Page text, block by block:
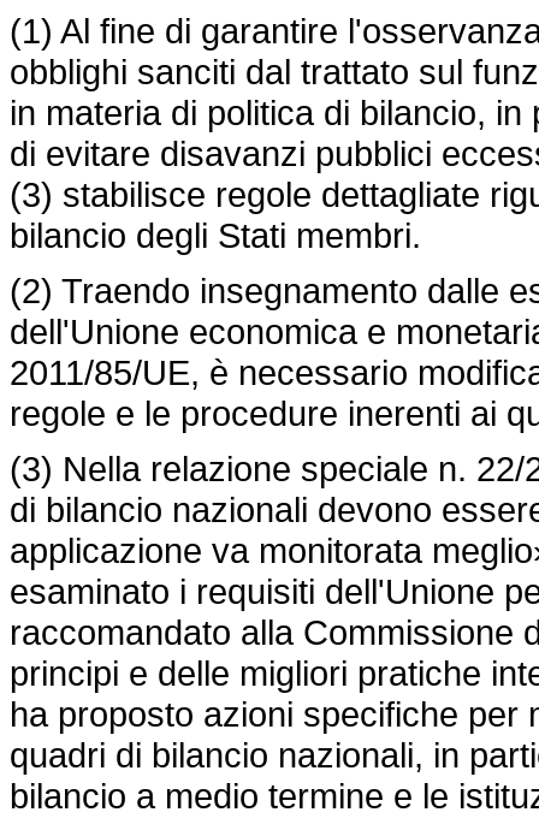
(1) Al fine di garantire
obblighi sanciti dal trattato sul
in materia di politica di bilancio,
di evitare disavanzi pubblici
(3) stabilisce regole dettagliate
bilancio degli Stati membri.
(2) Traendo insegnamento dalle
dell'Unione economica e
2011/85/UE, è necessario
regole e le procedure inerenti ai
(3) Nella relazione speciale n.
di bilancio nazionali devono
applicazione va monitorata
esaminato i requisiti dell'Unione
raccomandato alla Commissione
principi e delle migliori pratiche
ha proposto azioni specifiche per
quadri di bilancio nazionali, in
bilancio a medio termine e le